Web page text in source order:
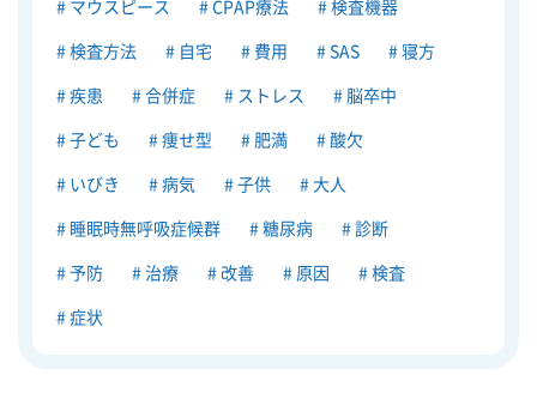
マウスピース CPAP療法 検査機器
検査方法 自宅 費用 SAS 寝方
疾患 合併症 ストレス 脳卒中
子ども 痩せ型 肥満 酸欠
いびき 病気 子供 大人
睡眠時無呼吸症候群 糖尿病 診断
予防 治療 改善 原因 検査
症状